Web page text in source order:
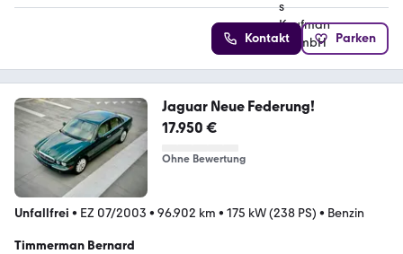
Kontakt Parken
Jaguar Neue Federung!
17.950 €
Ohne Bewertung
Unfallfrei • EZ 07/2003 • 96.902 km • 175 kW (238 PS) • Benzin
Timmerman Bernard